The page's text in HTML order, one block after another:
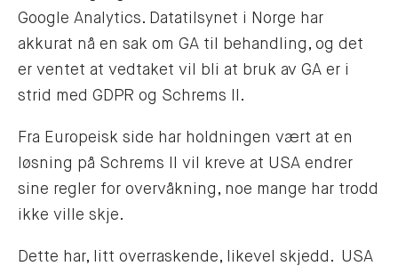
Google Analytics. Datatilsynet i Norge har
akkurat nå en sak om GA til behandling, og det
er ventet at vedtaket vil bli at bruk av GA er i
strid med GDPR og Schrems II.
Fra Europeisk side har holdningen vært at en
løsning på Schrems II vil kreve at USA endrer
sine regler for overvåkning, noe mange har trodd
ikke ville skje.
Dette har, litt overraskende, likevel skjedd. USA